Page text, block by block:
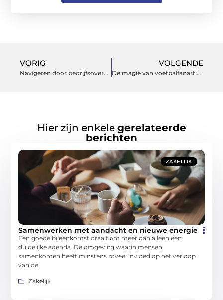
VORIG
Navigeren door bedrijfsovernames in Zwolle
VOLGENDE
De magie van voetbalfanartikelen: meer dan merchandising
Hier zijn enkele gerelateerde
berichten
ZAKELIJK
Samenwerken met aandacht en nieuwe energie
Een goede bijeenkomst draait om meer dan alleen een
duidelijke agenda. De omgeving waarin mensen
samenkomen heeft minstens zoveel invloed op het verloop
van de
Zakelijk